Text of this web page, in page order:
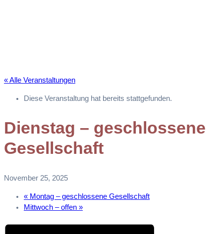
« Alle Veranstaltungen
Diese Veranstaltung hat bereits stattgefunden.
Dienstag – geschlossene
Gesellschaft
November 25, 2025
« Montag – geschlossene Gesellschaft
Mittwoch – offen »